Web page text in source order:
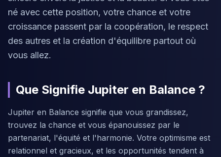
né avec cette position, votre chance et votre
croissance passent par la coopération, le respect
des autres et la création d'équilibre partout où
vous allez.
Que Signifie Jupiter en Balance ?
Jupiter en Balance signifie que vous grandissez,
trouvez la chance et vous épanouissez par le
partenariat, l'équité et l'harmonie. Votre optimisme est
relationnel et gracieux, et les opportunités tendent à